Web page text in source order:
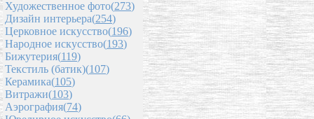
Художественное фото(273)
Дизайн интерьера(254)
Церковное искусство(196)
Народное искусство(193)
Бижутерия(119)
Текстиль (батик)(107)
Керамика(105)
Витражи(103)
Аэрография(74)